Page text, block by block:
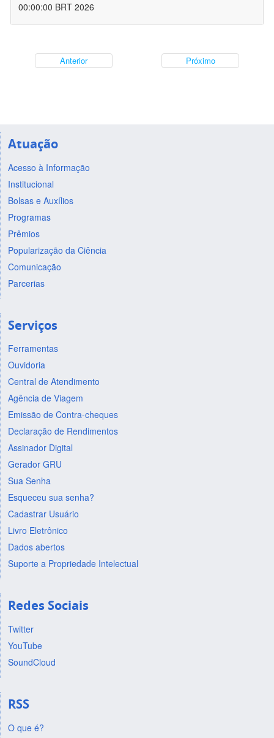
00:00:00 BRT 2026
Anterior Próximo
Atuação
Acesso à Informação
Institucional
Bolsas e Auxílios
Programas
Prêmios
Popularização da Ciência
Comunicação
Parcerias
Serviços
Ferramentas
Ouvidoria
Central de Atendimento
Agência de Viagem
Emissão de Contra-cheques
Declaração de Rendimentos
Assinador Digital
Gerador GRU
Sua Senha
Esqueceu sua senha?
Cadastrar Usuário
Livro Eletrônico
Dados abertos
Suporte a Propriedade Intelectual
Redes Sociais
Twitter
YouTube
SoundCloud
RSS
O que é?